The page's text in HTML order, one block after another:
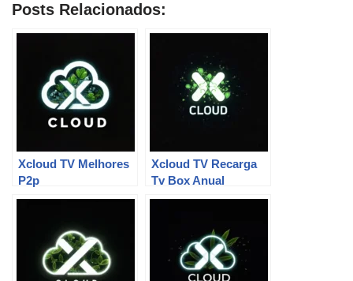
Posts Relacionados:
Xcloud TV Melhores
P2p
Xcloud TV Recarga
Tv Box Anual